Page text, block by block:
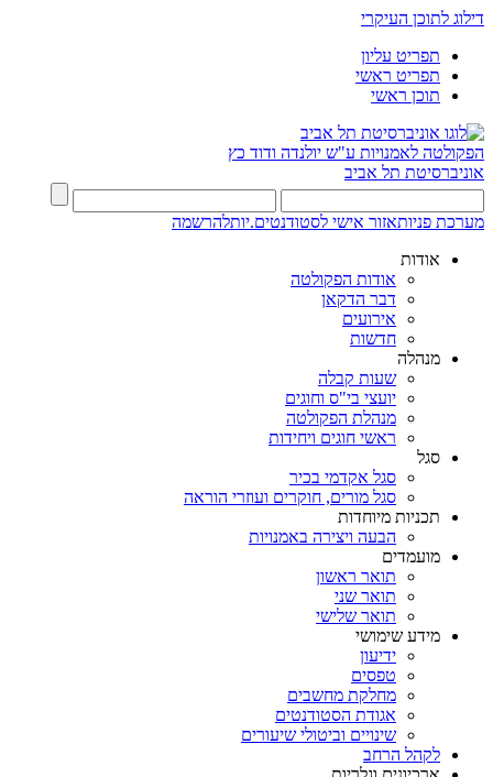
דילוג לתוכן העיקרי
תפריט עליון
תפריט ראשי
תוכן ראשי
הפקולטה לאמנויות ע"ש יולנדה ודוד כץ
אוניברסיטת תל אביב
מערכת פניותאזור אישי לסטודנטים.יותלהרשמה
אודות
אודות הפקולטה
דבר הדקאן
אירועים
חדשות
מנהלה
שעות קבלה
יועצי בי"ס וחוגים
מנהלת הפקולטה
ראשי חוגים ויחידות
סגל
סגל אקדמי בכיר
סגל מורים, חוקרים ועוזרי הוראה
תכניות מיוחדות
הבעה ויצירה באמנויות
מועמדים
תואר ראשון
תואר שני
תואר שלישי
מידע שימושי
ידיעון
טפסים
מחלקת מחשבים
אגודת הסטודנטים
שינויים וביטולי שיעורים
לקהל הרחב